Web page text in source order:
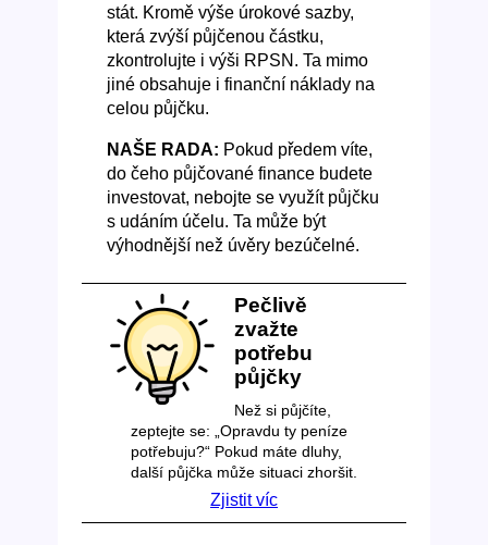
stát. Kromě výše úrokové sazby,
která zvýší půjčenou částku,
zkontrolujte i výši RPSN. Ta mimo
jiné obsahuje i finanční náklady na
celou půjčku.
NAŠE RADA: Pokud předem víte,
do čeho půjčované finance budete
investovat, nebojte se využít půjčku
s udáním účelu. Ta může být
výhodnější než úvěry bezúčelné.
Pečlivě
zvažte
potřebu
půjčky
Než si půjčíte,
zeptejte se: „Opravdu ty peníze
potřebuju?“ Pokud máte dluhy,
další půjčka může situaci zhoršit.
Zjistit víc